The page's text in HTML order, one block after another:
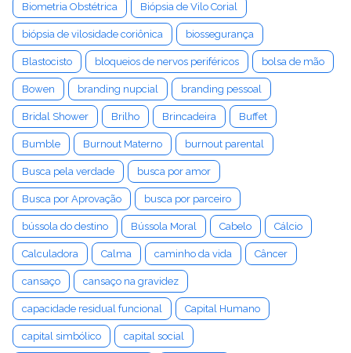
Biometria Obstétrica Biópsia de Vilo Corial
biópsia de vilosidade coriônica biossegurança
Blastocisto bloqueios de nervos periféricos bolsa de mão
Bowen branding nupcial branding pessoal
Bridal Shower Brilho Brincadeira Buffet
Bumble Burnout Materno burnout parental
Busca pela verdade busca por amor
Busca por Aprovação busca por parceiro
bússola do destino Bússola Moral Cabelo Cálcio
Calculadora Calma caminho da vida Câncer
cansaço cansaço na gravidez
capacidade residual funcional Capital Humano
capital simbólico capital social